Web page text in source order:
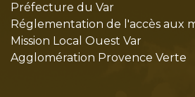
Préfecture du Var
Réglementation de l'accès aux
Mission Local Ouest Var
Agglomération Provence Verte